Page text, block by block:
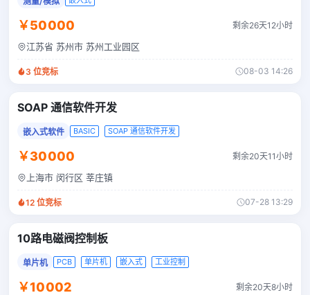
￥50000 剩余26天12小时
江苏省 苏州市 苏州工业园区
3 位竞标 08-03 14:26
SOAP 通信软件开发
嵌入式软件 BASIC SOAP 通信软件开发
￥30000 剩余20天11小时
上海市 闵行区 莘庄镇
12 位竞标 07-28 13:29
10路电磁阀控制板
单片机 PCB 单片机 嵌入式 工业控制
￥10002 剩余20天8小时